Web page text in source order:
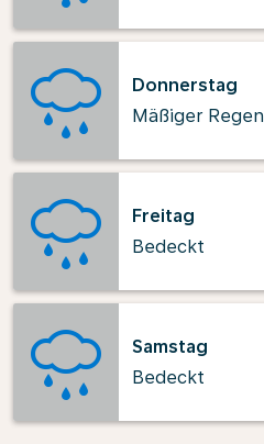
Donnerstag
Mäßiger Regen
Freitag
Bedeckt
Samstag
Bedeckt